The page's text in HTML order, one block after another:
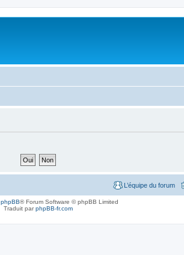
L’équipe du forum
phpBB® Forum Software © phpBB Limited
Traduit parphpBB-fr.com